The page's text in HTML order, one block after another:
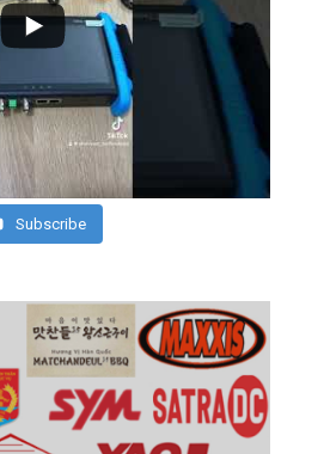
Subscribe